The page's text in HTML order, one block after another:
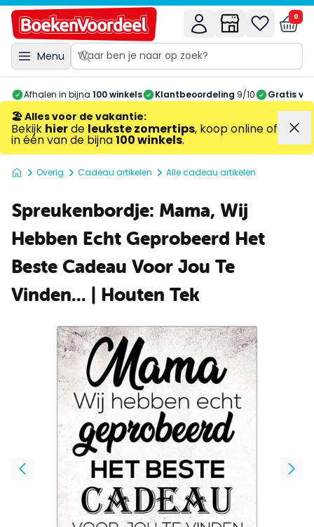
Menu
0
Afhalen in bijna 100 winkels Klantbeoordeling 9/10 Gratis
🏖️ Alles voor de vakantie:
Bekijk hierde leukste zomertips, koop online of
in één van de bijna100 winkels.
Overig Cadeau artikelen Alle cadeau artikelen
Spreukenbordje: Mama, Wij
Hebben Echt Geprobeerd Het
Beste Cadeau Voor Jou Te
Vinden... | Houten Tek